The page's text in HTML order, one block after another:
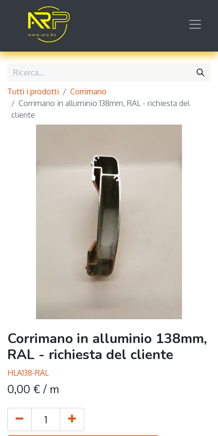
Tutti i prodotti
Corrimano
Corrimano in alluminio 138mm, RAL - richiesta del
cliente
Corrimano in alluminio 138mm,
RAL - richiesta del cliente
HLA138-RAL
0,00 € / m